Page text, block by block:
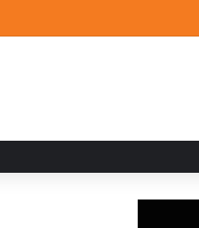
de artistas emergentes y